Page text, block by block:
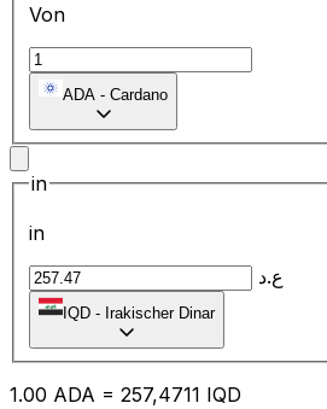
Von
ADA - Cardano
in
in
ع.د
IQD - Irakischer Dinar
1.00 ADA = 257,4711 IQD